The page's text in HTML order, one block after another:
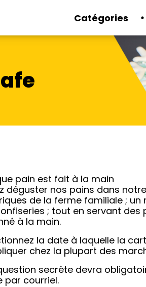
Catégories
pain est fait à la main
déguster nos pains dans
de la ferme familiale ;
; tout en servant
à la main.
la date à laquelle la
chez la plupart des
secrète devra
par courriel.